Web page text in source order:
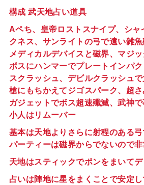
構成 武天地占い道具
Aペち、皇帝ロストスナイプ、シャ
クネス、サンライトの弓で遠い雑
メディカルデバイスと磁界、マジ
ボスにハンマーでプレートインパ
スクラッシュ、デビルクラッシュ
槍にもちかえてジゴスパーク、超
ガジェットでボス超速殲滅、武神
小人はリムーバー
基本は天地よりさらに射程のある
パーティーは磁界からでないので
天地はスティックでポンをまいて
占いは陣地に星をまくことで安定し